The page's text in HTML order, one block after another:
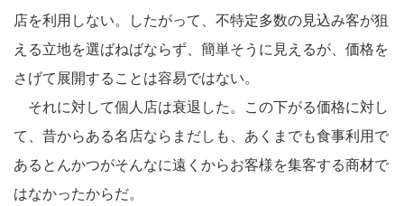
店を利用しない。したがって、不特定多数の見込み客が狙
える立地を選ばねばならず、簡単そうに見えるが、価格を
さげて展開することは容易ではない。
それに対して個人店は衰退した。この下がる価格に対し
て、昔からある名店ならまだしも、あくまでも食事利用で
あるとんかつがそんなに遠くからお客様を集客する商材で
はなかったからだ。